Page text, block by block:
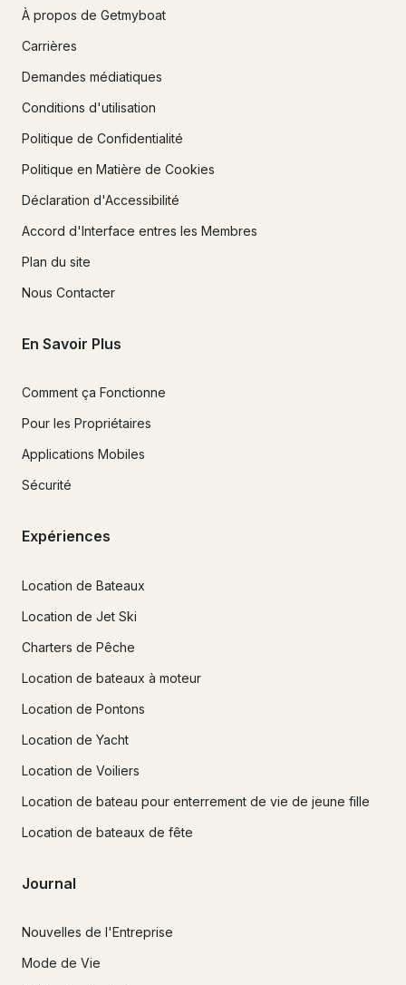
À propos de Getmyboat
Carrières
Demandes médiatiques
Conditions d'utilisation
Politique de Confidentialité
Politique en Matière de Cookies
Déclaration d'Accessibilité
Accord d'Interface entres les Membres
Plan du site
Nous Contacter
En Savoir Plus
Comment ça Fonctionne
Pour les Propriétaires
Applications Mobiles
Sécurité
Expériences
Location de Bateaux
Location de Jet Ski
Charters de Pêche
Location de bateaux à moteur
Location de Pontons
Location de Yacht
Location de Voiliers
Location de bateau pour enterrement de vie de jeune fille
Location de bateaux de fête
Journal
Nouvelles de l'Entreprise
Mode de Vie